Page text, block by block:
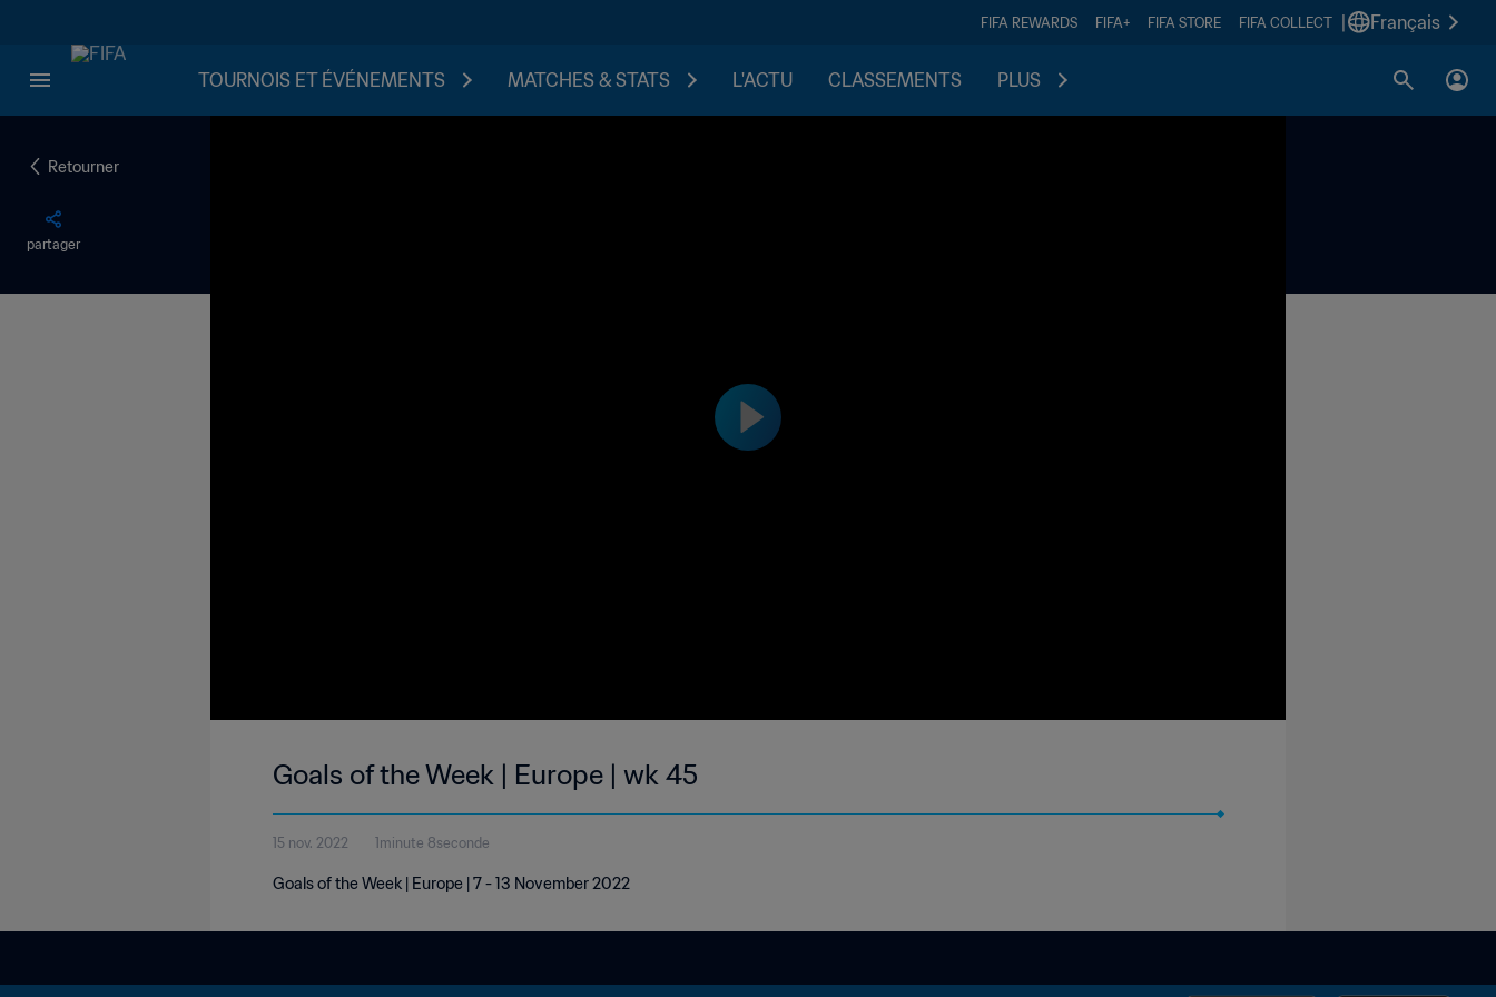
FIFA REWARDS FIFA+ FIFA STORE FIFA COLLECT Français
TOURNOIS ET ÉVÉNEMENTS MATCHES & STATS L'ACTU CLASSEMENTS PLUS
Retourner
partager
Goals of the Week | Europe | wk 45
15 nov. 2022 1minute 8seconde
Goals of the Week | Europe | 7 - 13 November 2022